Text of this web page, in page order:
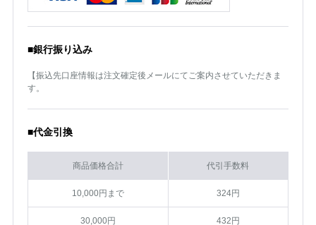
■銀行振り込み
【振込先口座情報は注文確定後メールにてご案内させていただきま
す。
■代金引換
商品価格合計 代引手数料
10,000円まで 324円
30,000円 432円